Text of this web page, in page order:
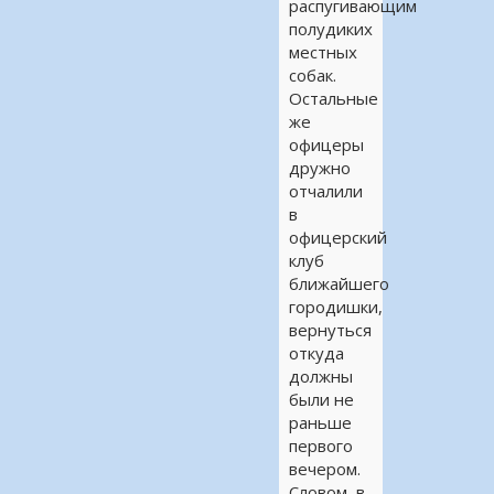
распугивающим
полудиких
местных
собак.
Остальные
же
офицеры
дружно
отчалили
в
офицерский
клуб
ближайшего
городишки,
вернуться
откуда
должны
были не
раньше
первого
вечером.